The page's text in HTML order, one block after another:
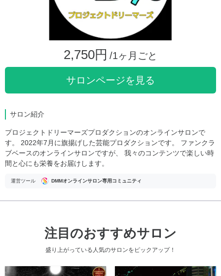
2,750円 /1ヶ月ごと
サロンページを見る
サロン紹介
プロジェクトドリーマーズプロダクションのオンラインサロンで
す。 2022年7月に旗揚げした芸能プロダクションです。 ファンクラ
ブベースのオンラインサロンですが、 我々のコンテンツで楽しい時
間と心にも栄養をお届けします。
運営ツール DMMオンラインサロン専用コミュニティ
注目のおすすめサロン
盛り上がっている人気のサロンをピックアップ！